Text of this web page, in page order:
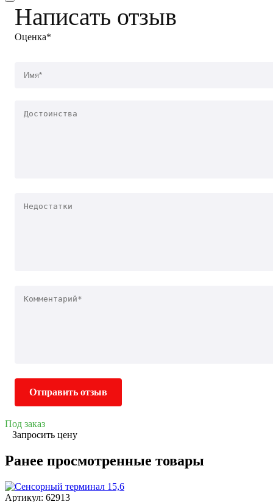
Написать отзыв
Оценка*
Отправить отзыв
Под заказ
Запросить цену
Ранее просмотренные товары
Артикул: 62913